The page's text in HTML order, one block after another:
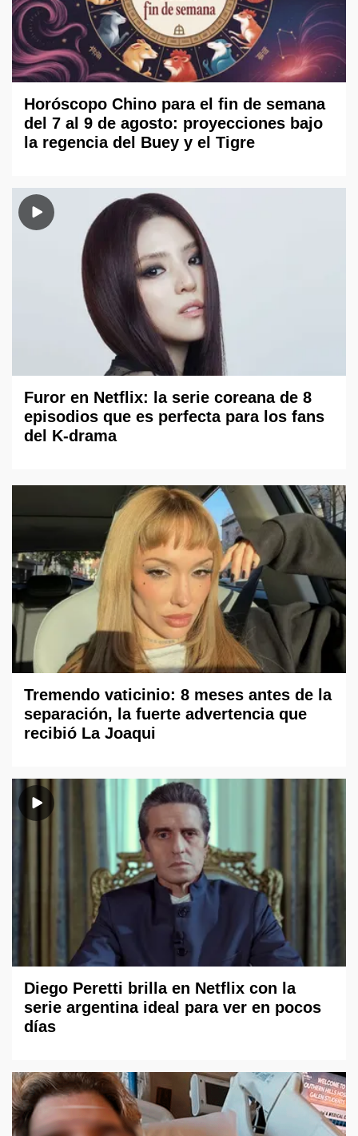
Horóscopo Chino para el fin de semana
del 7 al 9 de agosto: proyecciones bajo
la regencia del Buey y el Tigre
Furor en Netflix: la serie coreana de 8
episodios que es perfecta para los fans
del K-drama
Tremendo vaticinio: 8 meses antes de la
separación, la fuerte advertencia que
recibió La Joaqui
Diego Peretti brilla en Netflix con la
serie argentina ideal para ver en pocos
días